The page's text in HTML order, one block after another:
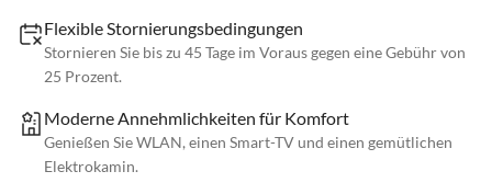
Flexible Stornierungsbedingungen
Stornieren Sie bis zu 45 Tage im Voraus gegen eine Gebühr von
25 Prozent.
Moderne Annehmlichkeiten für Komfort
Genießen Sie WLAN, einen Smart-TV und einen gemütlichen
Elektrokamin.